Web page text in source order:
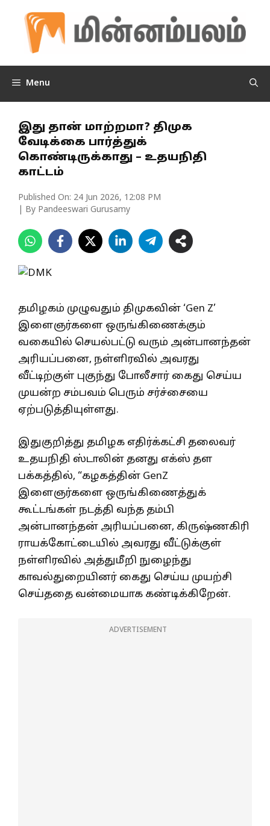
content
Menu
இது தான் மாற்றமா? திமுக
வேடிக்கை பார்த்துக்
கொண்டிருக்காது – உதயநிதி
காட்டம்
Published On: 24 Jun 2026, 12:08 PM
| By Pandeeswari Gurusamy
தமிழகம் முழுவதும் திமுகவின் ‘Gen Z’
இளைஞர்களை ஒருங்கிணைக்கும்
வகையில் செயல்பட்டு வரும் அன்பானந்தன்
அரியப்பனை, நள்ளிரவில் அவரது
வீட்டிற்குள் புகுந்து போலீசார் கைது செய்ய
முயன்ற சம்பவம் பெரும் சர்ச்சையை
ஏற்படுத்தியுள்ளது.
இதுகுறித்து தமிழக எதிர்க்கட்சி தலைவர்
உதயநிதி ஸ்டாலின் தனது எக்ஸ் தள
பக்கத்தில், “கழகத்தின் GenZ
இளைஞர்களை ஒருங்கிணைத்துக்
கூட்டங்கள் நடத்தி வந்த தம்பி
அன்பானந்தன் அரியப்பனை, கிருஷ்ணகிரி
ராயக்கோட்டையில் அவரது வீட்டுக்குள்
நள்ளிரவில் அத்துமீறி நுழைந்து
காவல்துறையினர் கைது செய்ய முயற்சி
செய்ததை வன்மையாக கண்டிக்கிறேன்.
ADVERTISEMENT